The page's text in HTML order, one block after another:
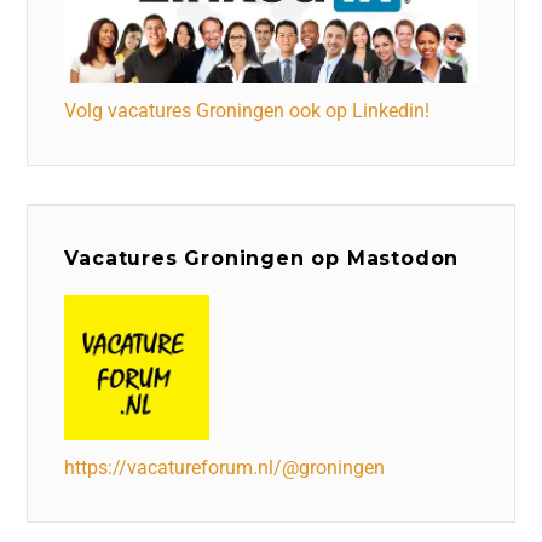
Volg vacatures Groningen ook op Linkedin!
Vacatures Groningen op Mastodon
https://vacatureforum.nl/@groningen